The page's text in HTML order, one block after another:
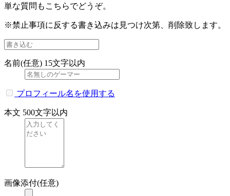
単な質問もこちらでどうぞ。
※禁止事項に反する書き込みは見つけ次第、削除致します。
名前(任意) 15文字以内
プロフィール名を使用する
本文 500文字以内
画像添付(任意)